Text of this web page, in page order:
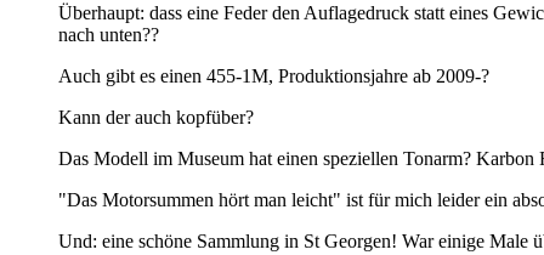
Überhaupt: dass eine Feder den Auflagedruck statt eines
nach unten??
Auch gibt es einen 455-1M, Produktionsjahre ab 2009-?
Kann der auch kopfüber?
Das Modell im Museum hat einen speziellen Tonarm?
"Das Motorsummen hört man leicht" ist für mich leider ein
Und: eine schöne Sammlung in St Georgen! War einige Male